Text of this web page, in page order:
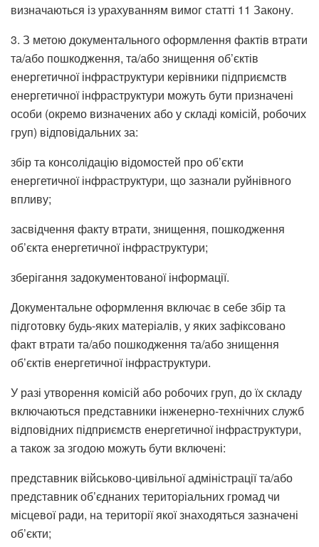
визначаються із урахуванням вимог статті 11 Закону.
3. З метою документального оформлення фактів втрати
та/або пошкодження, та/або знищення об’єктів
енергетичної інфраструктури керівники підприємств
енергетичної інфраструктури можуть бути призначені
особи (окремо визначених або у складі комісій, робочих
груп) відповідальних за:
збір та консолідацію відомостей про об’єкти
енергетичної інфраструктури, що зазнали руйнівного
впливу;
засвідчення факту втрати, знищення, пошкодження
об’єкта енергетичної інфраструктури;
зберігання задокументованої інформації.
Документальне оформлення включає в себе збір та
підготовку будь-яких матеріалів, у яких зафіксовано
факт втрати та/або пошкодження та/або знищення
об’єктів енергетичної інфраструктури.
У разі утворення комісій або робочих груп, до їх складу
включаються представники інженерно-технічних служб
відповідних підприємств енергетичної інфраструктури,
а також за згодою можуть бути включені:
представник військово-цивільної адміністрації та/або
представник об’єднаних територіальних громад чи
місцевої ради, на території якої знаходяться зазначені
об’єкти;